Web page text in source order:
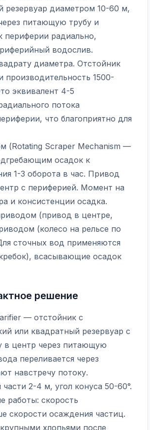
диаметром 10-60 м,
питающую трубу и
периферии радиально,
водослив.
диаметра. Отстойник
1500-
эквивалент 4-5
потока
что благоприятно для
(Rotating Scraper Mechanism —
осадок к
1-3 оборота в час. Привод
с периферией. Момент на
и консистенции осадка.
(привод в центре,
(колесо на рельсе по
сточных вод применяются
всасывающие осадок
решение
— отстойник с
или квадратный резервуар с
в центр через питающую
переливается через
навстречу потоку.
2-4 м, угол конуса 50-60°.
работы: скорость
скорости осаждения частиц.
хлопьями после